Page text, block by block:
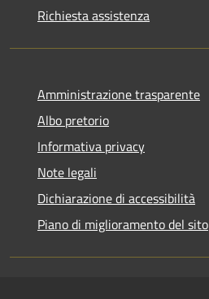
Richiesta assistenza
Amministrazione trasparente
Albo pretorio
Informativa privacy
Note legali
Dichiarazione di accessibilità
Piano di miglioramento del sito